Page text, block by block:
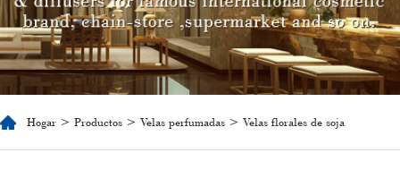
Hogar > Productos > Velas perfumadas > Velas florales de soja